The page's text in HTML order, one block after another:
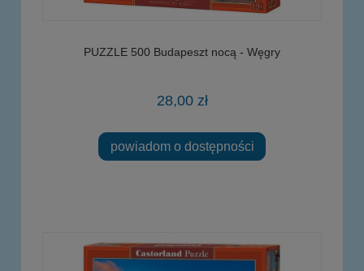
PUZZLE 500 Budapeszt nocą - Węgry
28,00 zł
powiadom o dostępności